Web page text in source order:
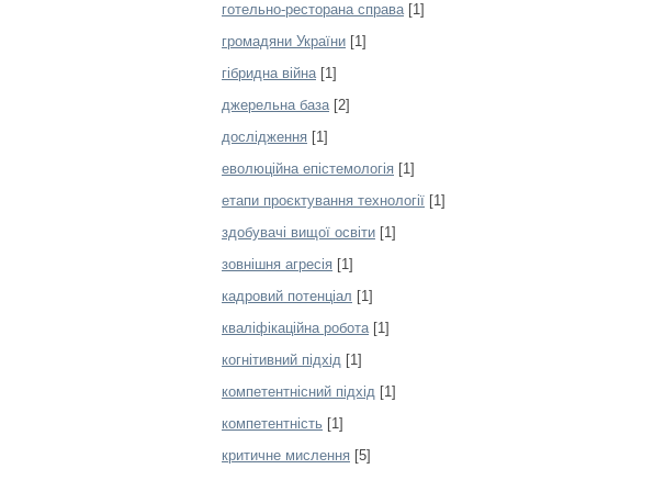
готельно-ресторана справа[1]
громадяни України [1]
гібридна війна[1]
джерельна база[2]
дослідження [1]
еволюційна епістемологія [1]
етапи проєктування технології [1]
здобувачі вищої освіти [1]
зовнішня агресія [1]
кадровий потенціал [1]
кваліфікаційна робота[1]
когнітивний підхід [1]
компетентнісний підхід [1]
компетентність [1]
критичне мислення [5]